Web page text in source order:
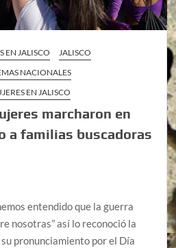
EN JALISCO
JALISCO
NACIONALES
EN JALISCO
marcharon en
a familias buscadoras
entendido que la guerra
nosotras” así lo reconoció la
pronunciamiento por el Día